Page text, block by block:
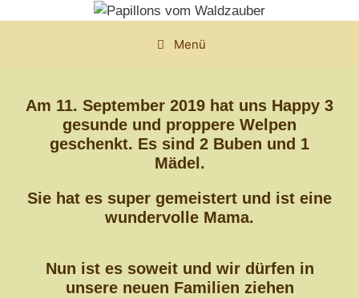
Menü
Am 11. September 2019 hat uns Happy 3
gesunde und proppere Welpen
geschenkt. Es sind 2 Buben und 1
Mädel.
Sie hat es super gemeistert und ist eine
wundervolle Mama.
Nun ist es soweit und wir dürfen in
unsere neuen Familien ziehen